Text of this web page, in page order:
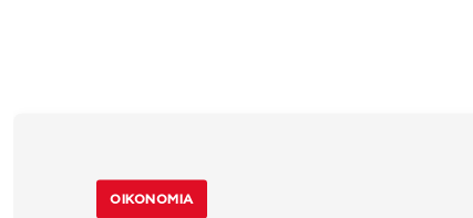
ΟΙΚΟΝΟΜΊΑ